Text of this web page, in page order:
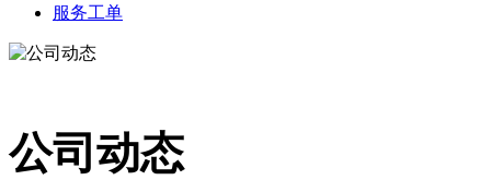
服务工单
公司动态